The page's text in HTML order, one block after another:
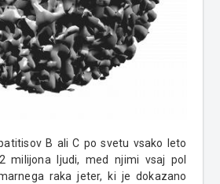
B ali C po svetu vsako leto
milijona ljudi, med njimi vsaj pol
raka jeter, ki je dokazano